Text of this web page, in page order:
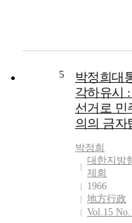
5
박정희대
각하유시
선거로 민
의의 금자
박정희
대한지방
제회
1966
地方行政
Vol.15